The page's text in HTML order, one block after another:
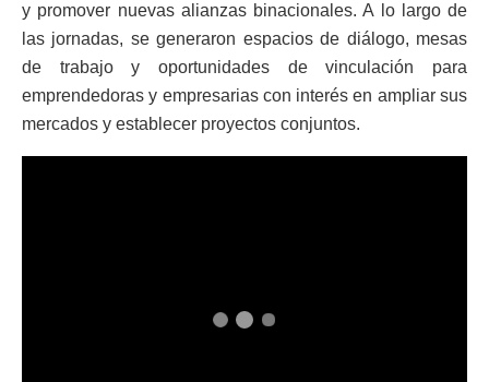
y promover nuevas alianzas binacionales. A lo largo de
las jornadas, se generaron espacios de diálogo, mesas
de trabajo y oportunidades de vinculación para
emprendedoras y empresarias con interés en ampliar sus
mercados y establecer proyectos conjuntos.